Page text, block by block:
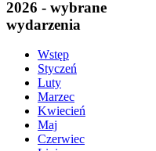
2026 - wybrane
wydarzenia
Wstęp
Styczeń
Luty
Marzec
Kwiecień
Maj
Czerwiec